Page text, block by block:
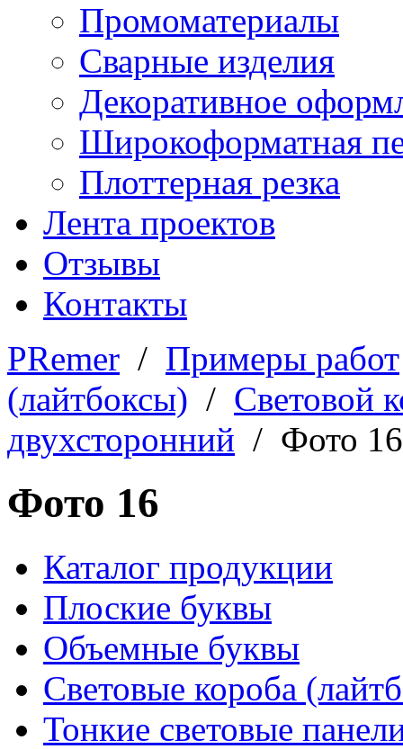
Промоматериалы
Сварные изделия
Декоративное
Широкоформатная
Плоттерная резка
Лента проектов
Отзывы
Контакты
PRemer / Примеры работ
(лайтбоксы) / Световой
двухсторонний / Фото 16
Фото 16
Каталог продукции
Плоские буквы
Объемные буквы
Световые короба
Тонкие световые